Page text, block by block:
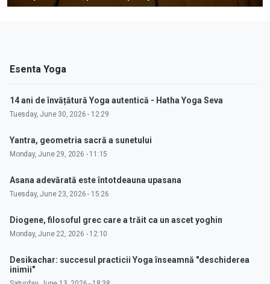
Esenta Yoga
14 ani de învățătură Yoga autentică - Hatha Yoga Seva
Tuesday, June 30, 2026 - 12:29
Yantra, geometria sacră a sunetului
Monday, June 29, 2026 - 11:15
Asana adevărată este întotdeauna upasana
Tuesday, June 23, 2026 - 15:26
Diogene, filosoful grec care a trăit ca un ascet yoghin
Monday, June 22, 2026 - 12:10
Desikachar: succesul practicii Yoga înseamnă "deschiderea
inimii"